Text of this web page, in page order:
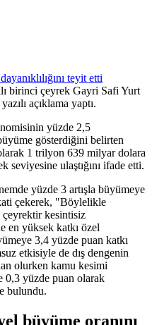
birinci çeyrek Gayri Safi Yurt
açıklama yaptı.
yüzde 2,5
gösterdiğini belirten
1 trilyon 639 milyar dolara
seviyesine ulaştığını ifade etti.
yüzde 3 artışla büyümeye
çekerek, "Böylelikle
çeyrektir kesintisiz
en yüksek katkı özel
3,4 yüzde puan katkı
etkisiyle de dış dengenin
olurken kamu kesimi
0,3 yüzde puan olarak
bulundu.
büyüme oranını